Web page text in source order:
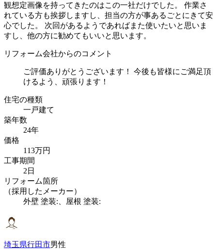
観想定画像を持ってきたのはこの一社だけでした。 作業さ
れている方も挨拶しますし、担当の方が事あるごとにきて安
心でした。 次回があるようであればまた使いたいと思いま
すし、他の方に勧めてもいいと思います。
リフォーム会社からのコメント
ご評価ありがとうございます！ 今後も皆様にご満足頂
けるよう、頑張ります！
住宅の種類
一戸建て
築年数
24年
価格
113万円
工事期間
2日
リフォーム箇所
（採用したメーカー）
外壁 塗装:、屋根 塗装:
埼玉県行田市男性